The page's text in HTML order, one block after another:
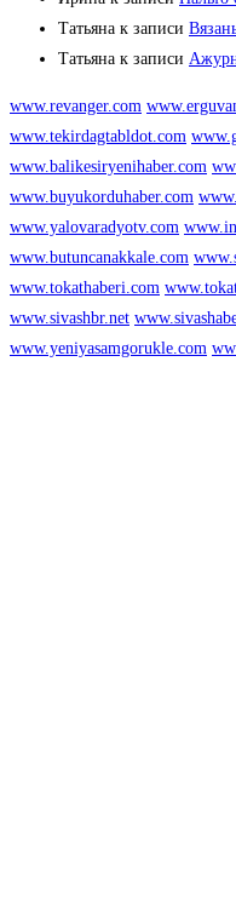
Татьяна к записи
Татьяна к записи
www.revanger.com
www.tekirdagtabldot.com
www.balikesiryenihaber.com
www.buyukorduhaber.com
www.yalovaradyotv.com
www.butuncanakkale.com
www.tokathaberi.com
www.sivashbr.net
www.yeniyasamgorukle.com